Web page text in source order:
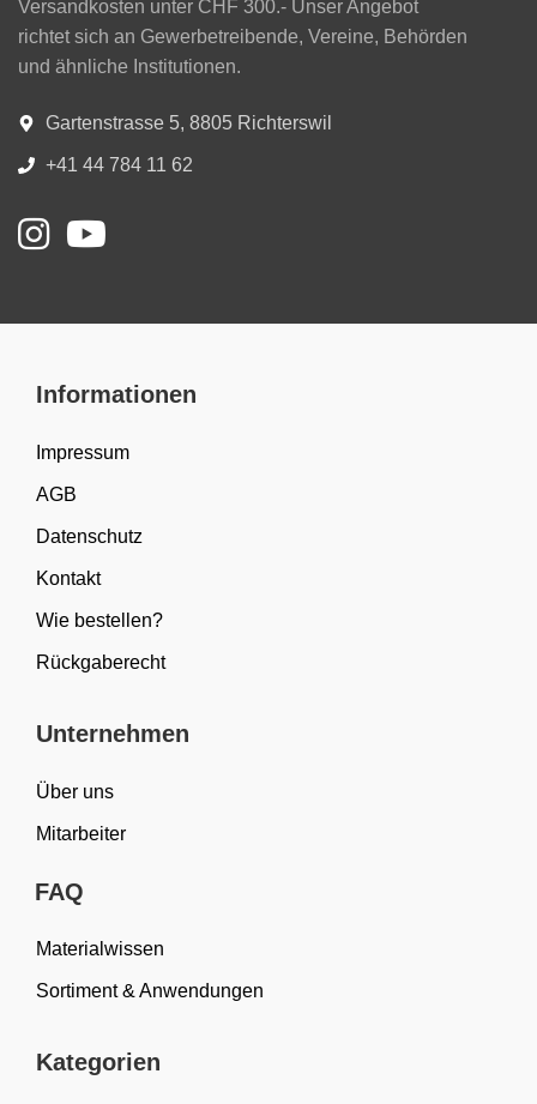
Versandkosten unter CHF 300.- Unser Angebot
richtet sich an Gewerbetreibende, Vereine, Behörden
und ähnliche Institutionen.
Gartenstrasse 5, 8805 Richterswil
+41 44 784 11 62
Informationen
Impressum
AGB
Datenschutz
Kontakt
Wie bestellen?
Rückgaberecht
Unternehmen
Über uns
Mitarbeiter
FAQ
Materialwissen
Sortiment & Anwendungen
Kategorien